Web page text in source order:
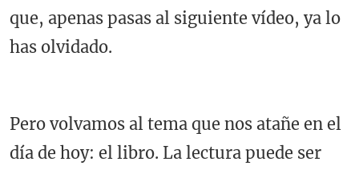
que, apenas pasas al siguiente vídeo, ya lo
has olvidado.
Pero volvamos al tema que nos atañe en el
día de hoy: el libro. La lectura puede ser